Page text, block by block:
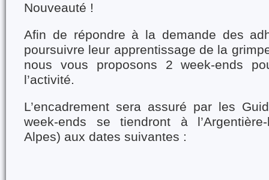
Nouveauté !
Afin de répondre à la demande des
poursuivre leur apprentissage de la
nous vous proposons 2 week-ends
l’activité.
L’encadrement sera assuré par les
week-ends se tiendront à
Alpes) aux dates suivantes :